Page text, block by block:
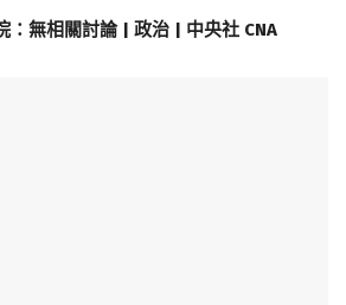
無相關討論 | 政治 | 中央社 CNA